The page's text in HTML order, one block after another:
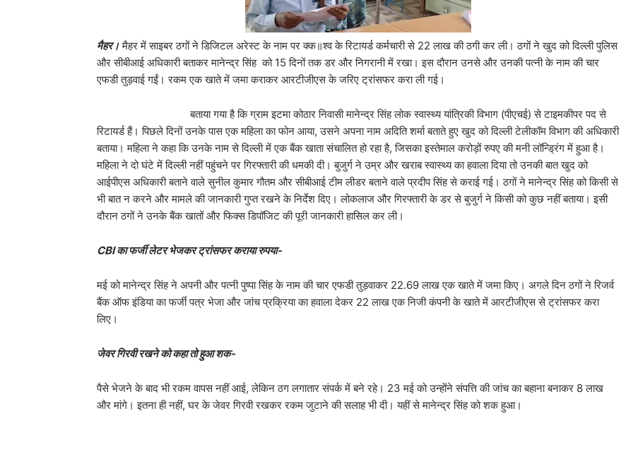
मैहर।मैहर में साइबर ठगों ने डिजिटल अरेस्ट के नाम पर क्क॥श्व के रिटायर्ड कर्मचारी से 22 लाख की ठगी कर ली। ठगों ने खुद को दिल्ली पुलिस
और सीबीआई अधिकारी बताकर मानेन्द्र सिंह को 15 दिनों तक डर और निगरानी में रखा। इस दौरान उनसे और उनकी पत्नी के नाम की चार
एफडी तुड़वाई गईं। रकम एक खाते में जमा कराकर आरटीजीएस के जरिए ट्रांसफर करा ली गई।
बताया गया है कि ग्राम इटमा कोठार निवासी मानेन्द्र सिंह लोक स्वास्थ्य यांत्रिकी विभाग (पीएचई) से टाइमकीपर पद से
रिटायर्ड हैं। पिछले दिनों उनके पास एक महिला का फोन आया, उसने अपना नाम अदिति शर्मा बताते हुए खुद को दिल्ली टेलीकॉम विभाग की अधिकारी
बताया। महिला ने कहा कि उनके नाम से दिल्ली में एक बैंक खाता संचालित हो रहा है, जिसका इस्तेमाल करोड़ों रुपए की मनी लॉन्ड्रिंग में हुआ है।
महिला ने दो घंटे में दिल्ली नहीं पहुंचने पर गिरफ्तारी की धमकी दी। बुजुर्ग ने उम्र और खराब स्वास्थ्य का हवाला दिया तो उनकी बात खुद को
आईपीएस अधिकारी बताने वाले सुनील कुमार गौतम और सीबीआई टीम लीडर बताने वाले प्रदीप सिंह से कराई गई। ठगों ने मानेन्द्र सिंह को किसी से
भी बात न करने और मामले की जानकारी गुप्त रखने के निर्देश दिए। लोकलाज और गिरफ्तारी के डर से बुजुर्ग ने किसी को कुछ नहीं बताया। इसी
दौरान ठगों ने उनके बैंक खातों और फिक्स डिपॉजिट की पूरी जानकारी हासिल कर ली।
CBI का फर्जी लेटर भेजकर ट्रांसफर कराया रुपया-
मई को मानेन्द्र सिंह ने अपनी और पत्नी पुष्पा सिंह के नाम की चार एफडी तुड़वाकर 22.69 लाख एक खाते में जमा किए। अगले दिन ठगों ने रिजर्व
बैंक ऑफ इंडिया का फर्जी पत्र भेजा और जांच प्रक्रिया का हवाला देकर 22 लाख एक निजी कंपनी के खाते में आरटीजीएस से ट्रांसफर करा
लिए।
जेवर गिरवी रखने को कहा तो हुआ शक-
पैसे भेजने के बाद भी रकम वापस नहीं आई, लेकिन ठग लगातार संपर्क में बने रहे। 23 मई को उन्होंने संपत्ति की जांच का बहाना बनाकर 8 लाख
और मांगे। इतना ही नहीं, घर के जेवर गिरवी रखकर रकम जुटाने की सलाह भी दी। यहीं से मानेन्द्र सिंह को शक हुआ।